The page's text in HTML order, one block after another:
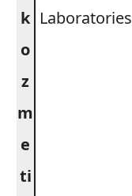
k
o
z
m
e
ti
Laboratories